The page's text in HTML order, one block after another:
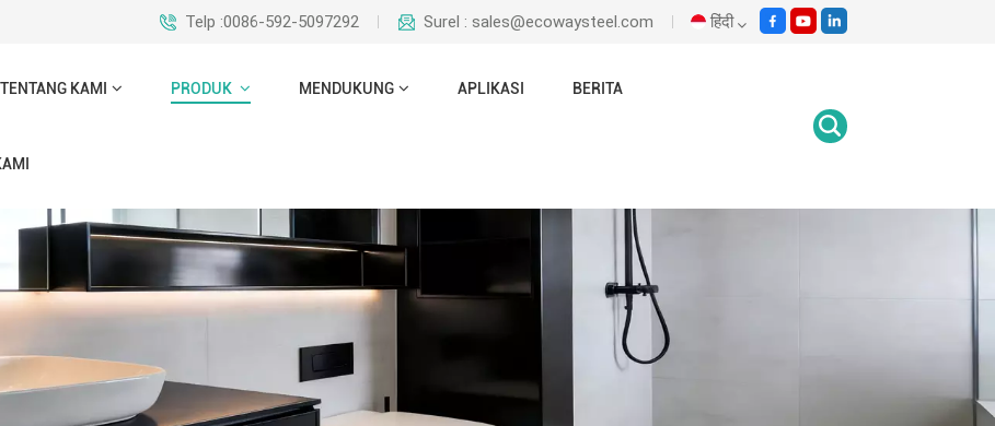
Telp :0086-592-5097292 Surel : sales@ecowaysteel.com हिंदी
TENTANG KAMI PRODUK MENDUKUNG APLIKASI BERITA